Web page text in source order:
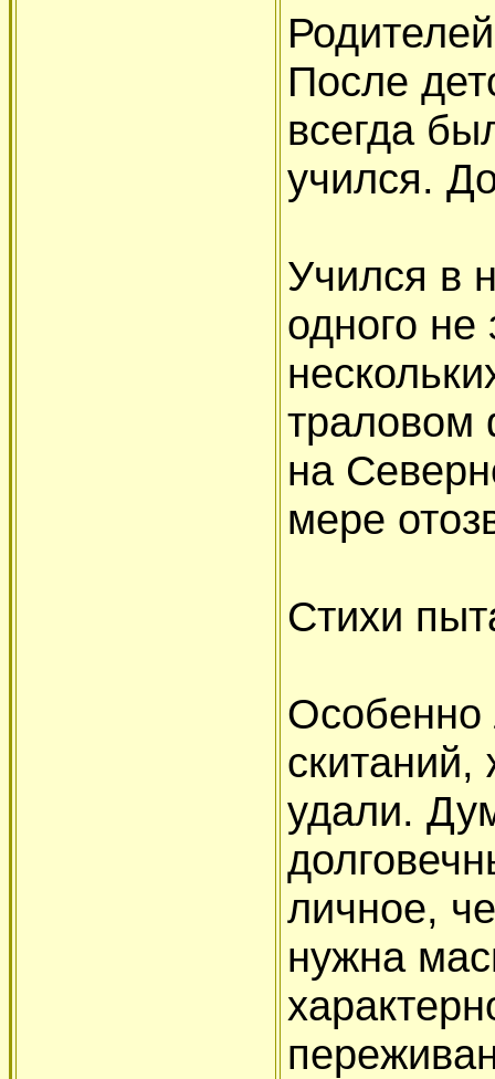
После
всегда
учился.
Учился в
одного не
траловом
на
мере
Стихи
удали.
личное,
нужна